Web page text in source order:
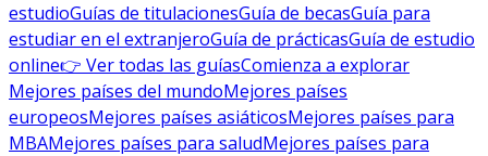
estudioGuías de titulacionesGuía de becasGuía para
estudiar en el extranjeroGuía de prácticasGuía de estudio
online👉 Ver todas las guíasComienza a explorar
Mejores países del mundoMejores países
europeosMejores países asiáticosMejores países para
MBAMejores países para saludMejores países para